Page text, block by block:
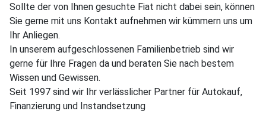
Sollte der von Ihnen gesuchte Fiat nicht dabei sein, können
Sie gerne mit uns Kontakt aufnehmen wir kümmern uns um
Ihr Anliegen.
In unserem aufgeschlossenen Familienbetrieb sind wir
gerne für Ihre Fragen da und beraten Sie nach bestem
Wissen und Gewissen.
Seit 1997 sind wir Ihr verlässlicher Partner für Autokauf,
Finanzierung und Instandsetzung